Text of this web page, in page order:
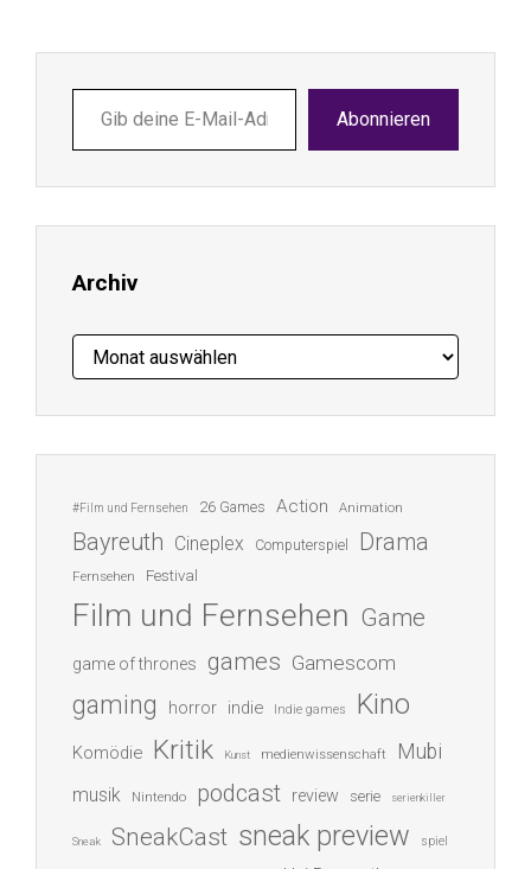
deine
E-
ein ...
Abonnieren
Archiv
Archiv
#Film und Fernsehen 26 Games Action Animation
Bayreuth Cineplex Computerspiel Drama
Fernsehen Festival
Film und Fernsehen Game
game of thrones games Gamescom
gaming horror indie Indie games Kino
Komödie Kritik Kunst medienwissenschaft Mubi
musik Nintendo podcast review serie serienkiller
Sneak SneakCast sneak preview spiel